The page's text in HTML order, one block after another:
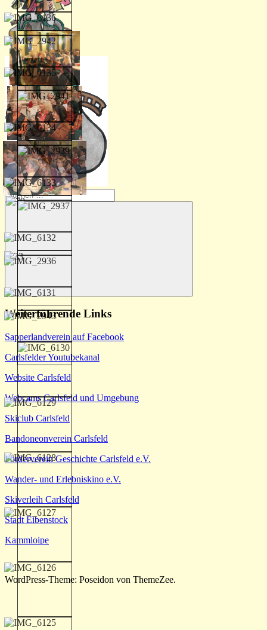
Suchen
nach:
Suchen
Weiterführende Links
Sapperlandverein auf Facebook
Carlsfelder Youtubekanal
Website Carlsfeld
Webcams Carlsfeld und Umgebung
Skiclub Carlsfeld
Bandoneonverein Carlsfeld
Förderverein Geschichte Carlsfeld e.V.
Wander- und Erlebniskino e.V.
Skiverleih Carlsfeld
Stadt Eibenstock
Kammloipe
WordPress-Theme: Poseidon von ThemeZee.